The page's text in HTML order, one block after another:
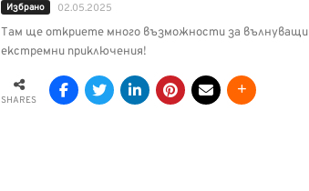
Избрано 02.05.2025
Там ще откриете много възможности за вълнуващи
екстремни приключения!
SHARES